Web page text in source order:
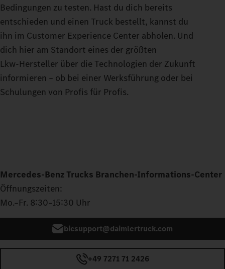
Bedingungen zu testen. Hast du dich bereits
entschieden und einen Truck bestellt, kannst du
ihn im Customer Experience Center abholen. Und
dich hier am Standort eines der größten
Lkw‑Hersteller über die Technologien der Zukunft
informieren – ob bei einer Werksführung oder bei
Schulungen von Profis für Profis.
Mercedes‑Benz Trucks Branchen-Informations-Center
Öffnungszeiten:
Mo.–Fr. 8:30–15:30 Uhr
bicsupport@daimlertruck.com
+49 7271 71 2426